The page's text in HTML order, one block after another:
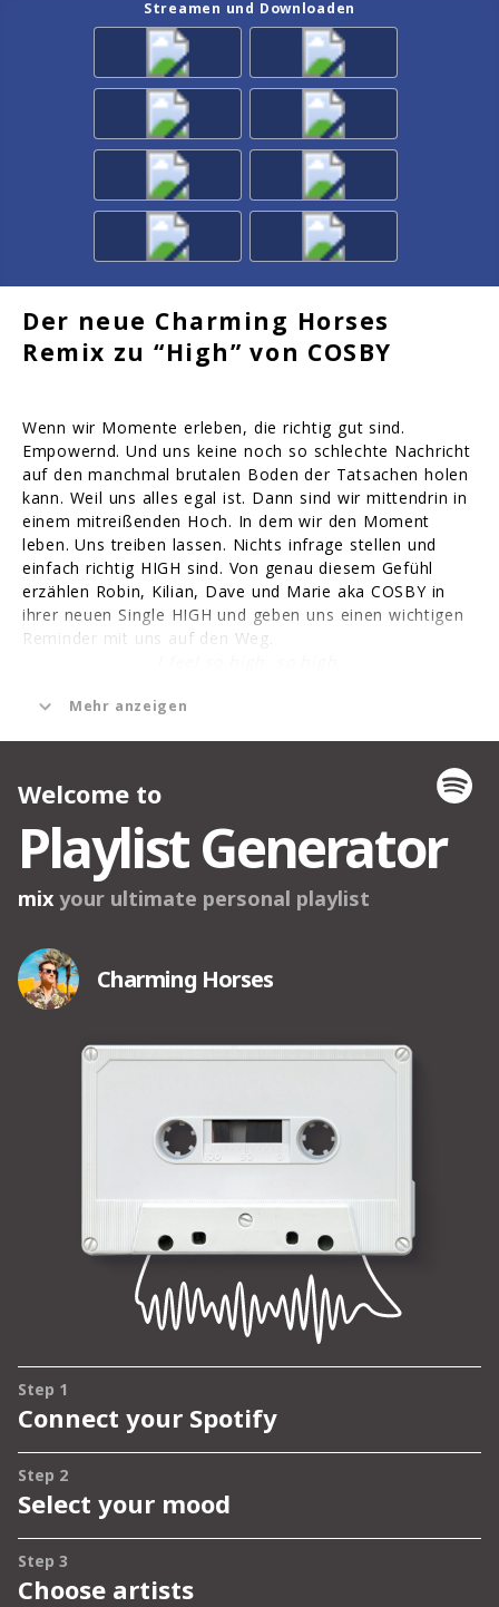
Streamen und Downloaden
Der neue Charming Horses
Remix zu “High” von COSBY
Wenn wir Momente erleben, die richtig gut sind.
Empowernd. Und uns keine noch so schlechte Nachricht
auf den manchmal brutalen Boden der Tatsachen holen
kann. Weil uns alles egal ist. Dann sind wir mittendrin in
einem mitreißenden Hoch. In dem wir den Moment
leben. Uns treiben lassen. Nichts infrage stellen und
einfach richtig HIGH sind. Von genau diesem Gefühl
erzählen Robin, Kilian, Dave und Marie aka COSBY in
ihrer neuen Single HIGH und geben uns einen wichtigen
Reminder mit uns auf den Weg.
I’m so
„HIGH soll uns daran erinnern, Hochs zu genießen und
davon zu zehren. Das machen wir viel zu selten, umso
wichtiger ist es, sich selbst immer wieder daran zu
erinnern, wer man ist“, blickt Marie auf jenen Song, der
eine Hymne auf unser Leben ist. Auf unsere Fähigkeiten,
Grenzen überwinden und Träume verwirklichen zu
steckt. Und weil nur wir selbst die Kraft dazu haben, uns
HIGH zu machen.
Mehr anzeigen